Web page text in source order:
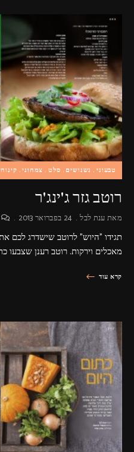
טבעוני נשנושים סלט צמחוני
רוטב גזר ג'ינג'ר
מאתענת לבל 24 בפברואר 2013
תגידו "היוש" לרוטב שישדרג לכם
מאכלים וירקות. רוטב רענן שצבעו
קרא עוד